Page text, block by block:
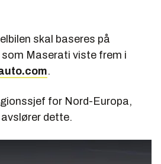
skal baseres på
som Maserati viste frem i
.
for Nord-Europa,
dette.